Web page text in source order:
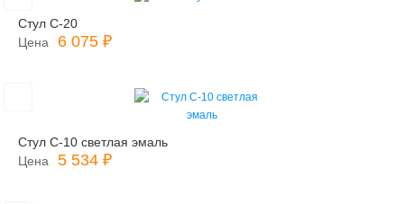
Стул С-20
Цена
6 075 ₽
Стул С-10 светлая эмаль
Цена
5 534 ₽